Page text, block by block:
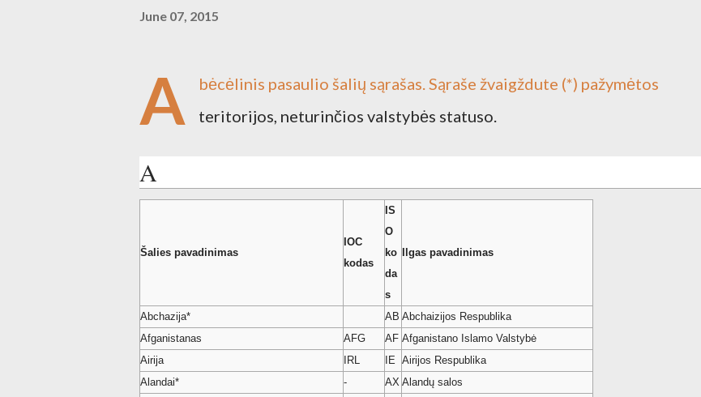
June 07, 2015
A
bėcėlinis pasaulio šalių sąrašas. Sąraše žvaigždute (*) pažymėtos
teritorijos, neturinčios valstybės statuso.
A
Šalies pavadinimas
IOC
kodas
IS
O
ko
da
s
Ilgas pavadinimas
Abchazija* AB Abchaizijos Respublika
Afganistanas
AFG AF Afganistano Islamo Valstybė
Airija
IRL IE Airijos Respublika
Alandai*
- AX Alandų salos